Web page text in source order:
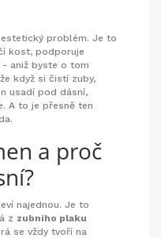
estetický problém. Je to
kost, podporuje
- aniž byste o tom
když si čistí zuby,
usadí pod dásní,
A to je přesně ten
a proč
najednou. Je to
z zubního plaku
se vždy tvoří na